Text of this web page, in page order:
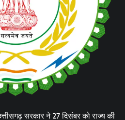
सरकार ने 27 दिसंबर को राज्य की